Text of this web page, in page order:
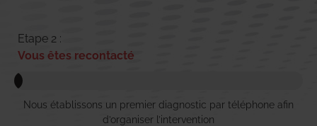
Etape 2 :
Vous êtes recontacté
Nous établissons un premier diagnostic par téléphone afin
d’organiser l’intervention